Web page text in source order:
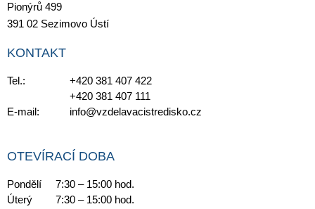
Pionýrů 499
391 02 Sezimovo Ústí
KONTAKT
Tel.:
+420 381 407 422
+420 381 407 111
E-mail:
info@vzdelavacistredisko.cz
OTEVÍRACÍ DOBA
Pondělí
7:30 – 15:00 hod.
Úterý
7:30 – 15:00 hod.